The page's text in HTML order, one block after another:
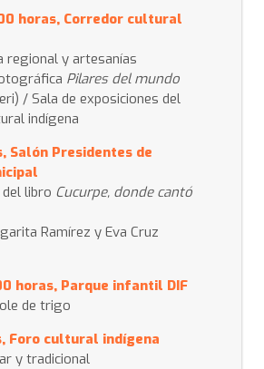
horas, Corredor cultural
regional y artesanías
Pilares del mundo
/ Sala de exposiciones del
indígena
Salón Presidentes de
libro Cucurpe, donde cantó
Ramírez y Eva Cruz
horas, Parque infantil DIF
de trigo
Foro cultural indígena
y tradicional